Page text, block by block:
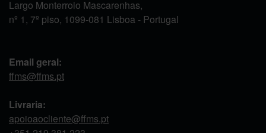
Largo Monterroio Mascarenhas,
nº 1, 7º piso, 1099-081 Lisboa - Portugal
Email geral:
ffms@ffms.pt
Livraria:
apoioaocliente@ffms.pt